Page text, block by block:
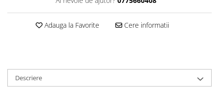
Adauga la Favorite Cere informatii
Descriere